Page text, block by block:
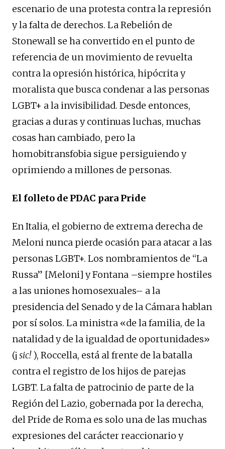
escenario de una protesta contra la represión
y la falta de derechos. La Rebelión de
Stonewall se ha convertido en el punto de
referencia de un movimiento de revuelta
contra la opresión histórica, hipócrita y
moralista que busca condenar a las personas
LGBT+ a la invisibilidad. Desde entonces,
gracias a duras y continuas luchas, muchas
cosas han cambiado, pero la
homobitransfobia sigue persiguiendo y
oprimiendo a millones de personas.
El folleto de PDAC para Pride
En Italia, el gobierno de extrema derecha de
Meloni nunca pierde ocasión para atacar a las
personas LGBT+. Los nombramientos de “La
Russa” [Meloni] y Fontana –siempre hostiles
a las uniones homosexuales– a la
presidencia del Senado y de la Cámara hablan
por sí solos. La ministra «de la familia, de la
natalidad y de la igualdad de oportunidades»
(¡ sic!), Roccella, está al frente de la batalla
contra el registro de los hijos de parejas
LGBT. La falta de patrocinio de parte de la
Región del Lazio, gobernada por la derecha,
del Pride de Roma es solo una de las muchas
expresiones del carácter reaccionario y